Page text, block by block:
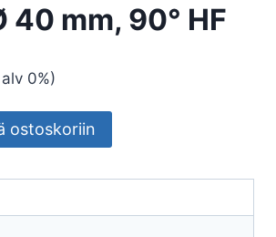
40 mm, 90° HF
alv 0%)
ostoskoriin